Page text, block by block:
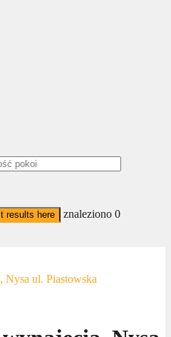
results here znaleziono 0
Nysa ul. Piastowska